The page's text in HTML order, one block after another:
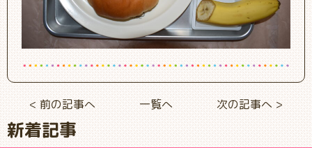
新着記事
< 前の記事へ 一覧へ 次の記事へ >